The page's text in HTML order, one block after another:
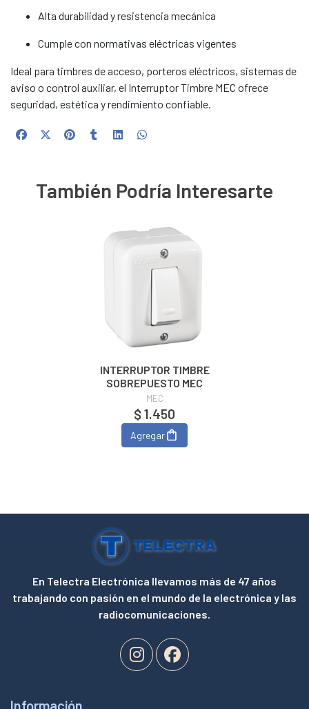
Alta durabilidad y resistencia mecánica
Cumple con normativas eléctricas vigentes
Ideal para timbres de acceso, porteros eléctricos, sistemas de
aviso o control auxiliar, el Interruptor Timbre MEC ofrece
seguridad, estética y rendimiento confiable.
También Podría Interesarte
INTERRUPTOR TIMBRE
SOBREPUESTO MEC
MEC
$ 1.450
Agregar
En Telectra Electrónica llevamos más de 47 años
trabajando con pasión en el mundo de la electrónica y las
radiocomunicaciones.
Información